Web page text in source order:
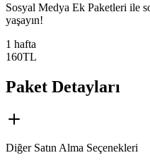
​​​​​​​​​Sosyal Medya Ek Paketleri ile
yaşayın!
1 hafta
160TL
Paket Detayları
Diğer Satın Alma Seçenekleri